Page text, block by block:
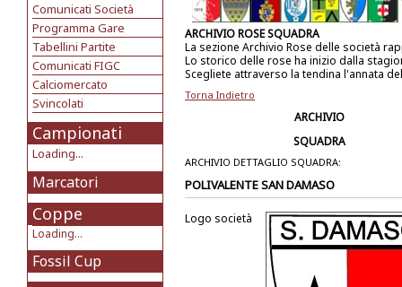
Comunicati Società
Programma Gare
Tabellini Partite
Comunicati FIGC
Calciomercato
Svincolati
Campionati
Loading...
Marcatori
Coppe
Loading...
Fossil Cup
ARCHIVIO ROSE SQUADRA
La sezione Archivio Rose delle società
Lo storico delle rose ha inizio dalla
Scegliete attraverso la tendina l'annata
Torna Indietro
ARCHIVIO
SQUADRA
ARCHIVIO DETTAGLIO SQUADRA:
POLIVALENTE SAN DAMASO
Logo società